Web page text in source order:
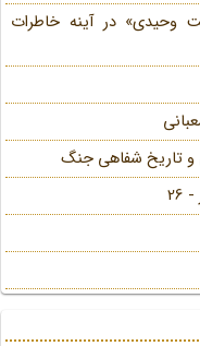
وحیدی» در آینه خاطرات
و تاریخ شفاهی جنگ